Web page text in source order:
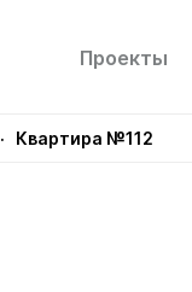
Проекты
· Квартира №112